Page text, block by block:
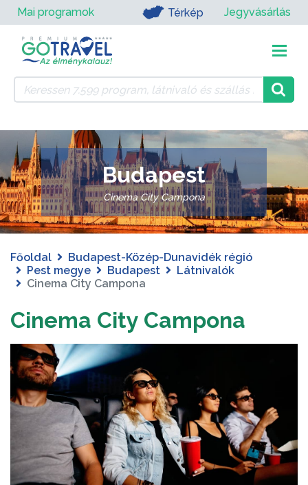
Mai programok Térkép Jegyvásárlás
Budapest
Cinema City Campona
Főoldal
Budapest-Közép-Dunavidék régió
Pest megye
Budapest
Látnivalók
Cinema City Campona
Cinema City Campona